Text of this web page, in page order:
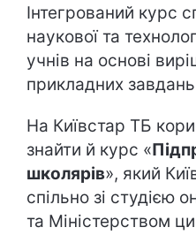
Інтегрований курс
наукової та
учнів на основі
прикладних
На Київстар ТБ
знайти й курс «
школярів», який
спільно зі студією
та Міністерством